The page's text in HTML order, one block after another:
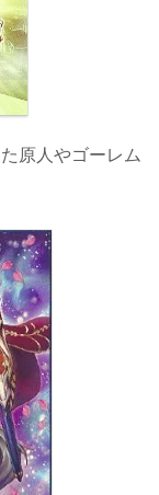
原人やゴーレム